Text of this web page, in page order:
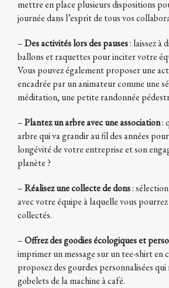
mettre en place plusieurs dispositions
journée dans l’esprit de tous vos
–Des activités lors des pauses: laissez à
ballons et raquettes pour inciter votre
Vous pouvez également proposer une
encadrée par un animateur comme une
méditation, une petite randonnée
–Plantez un arbre avec une association:
arbre qui va grandir au fil des années
longévité de votre entreprise et son
planète ?
–Réalisez une collecte de dons:
avec votre équipe à laquelle vous
collectés.
–Offrez des goodies écologiques et
imprimer un message sur un tee-shirt en
proposez des gourdes personnalisées
gobelets de la machine à café.